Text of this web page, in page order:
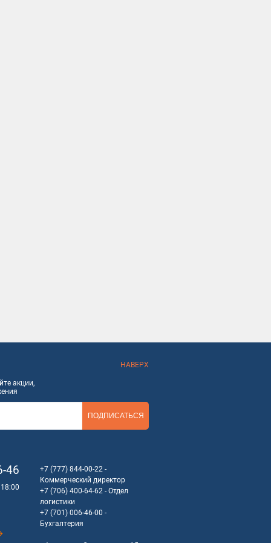
оснащается световыми
В случае успешного
значительно упрощает
Часто
невероятно просто. Для
вами для уточнения деталей
НАВЕРХ
акции,
ПОДПИСАТЬСЯ
46 +7 (777) 844-00-22 -
Коммерческий директор
+7 (706) 400-64-62 - Отдел
логистики
+7 (701) 006-46-00 -
Бухгалтерия